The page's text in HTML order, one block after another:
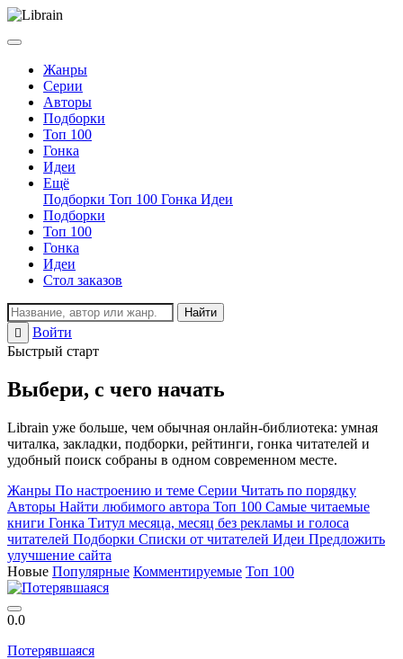
Жанры
Серии
Авторы
Подборки
Топ 100
Гонка
Идеи
Ещё
Подборки Топ 100 Гонка Идеи
Подборки
Топ 100
Гонка
Идеи
Стол заказов
Найти
Войти
Быстрый старт
Выбери, с чего начать
Librain уже больше, чем обычная онлайн-библиотека: умная
читалка, закладки, подборки, рейтинги, гонка читателей и
удобный поиск собраны в одном современном месте.
Жанры По настроению и теме Серии Читать по порядку
Авторы Найти любимого автора Топ 100 Самые читаемые
книги Гонка Титул месяца, месяц без рекламы и голоса
читателей Подборки Списки от читателей Идеи Предложить
улучшение сайта
Новые Популярные Комментируемые Топ 100
0.0
Потерявшаяся